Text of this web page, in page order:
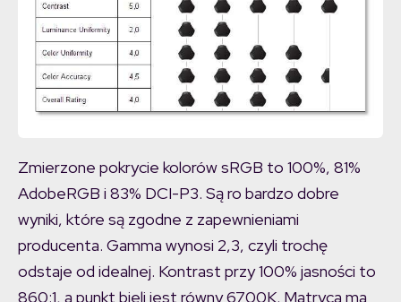
Zmierzone pokrycie kolorów sRGB to 100%, 81%
AdobeRGB i 83% DCI-P3. Są ro bardzo dobre
wyniki, które są zgodne z zapewnieniami
producenta. Gamma wynosi 2,3, czyli trochę
odstaje od idealnej. Kontrast przy 100% jasności to
860:1, a punkt bieli jest równy 6700K. Matryca ma